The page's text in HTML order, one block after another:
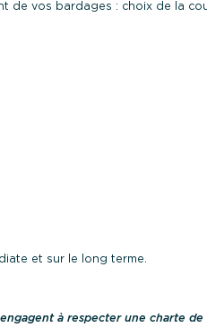
vos bardages : choix de la
et sur le long terme.
à respecter une charte